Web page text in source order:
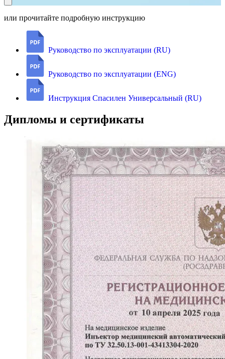
или прочитайте подробную инструкцию
Руководство по эксплуатации (RU)
Руководство по эксплуатации (ENG)
Инструкция Спасилен Универсальный (RU)
Дипломы и сертификаты